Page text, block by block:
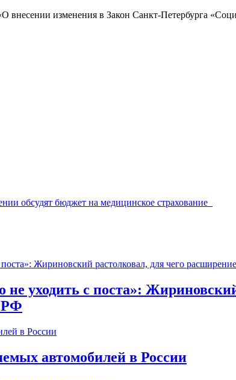
внесении изменения в Закон Санкт-Петербурга
обсудят бюджет на медицинское страхование
не уходить с поста»:
РФ
автомобилей в России